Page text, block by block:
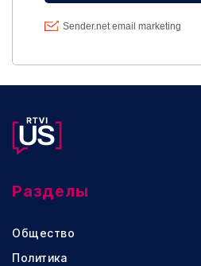
Разделы
Общество
Политика